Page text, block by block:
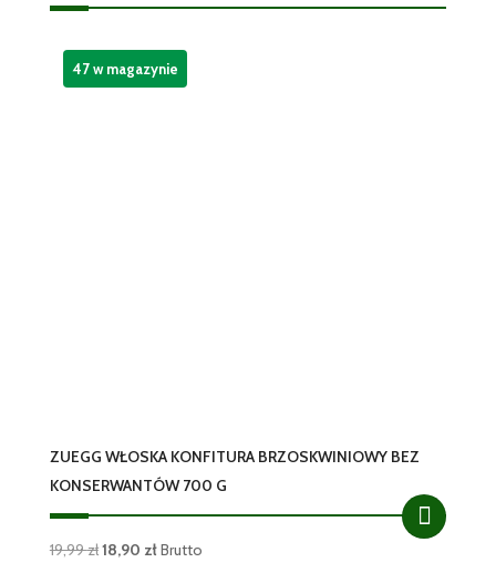
ZUEGG WŁOSKA KONFITURA BRZOSKWINIOWY BEZ
KONSERWANTÓW 700 G
19,99złPierwotna
18,90 złAktualna
Brutto
47 w magazynie